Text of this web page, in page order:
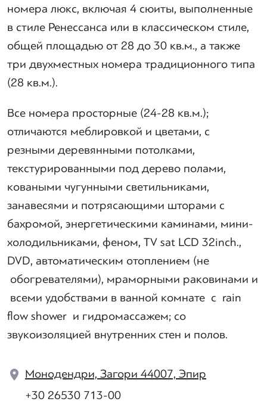
номера люкс, включая 4 сюиты, выполненные
в стиле Ренессанса или в классическом стиле,
общей площадью от 28 до 30 кв.м., а также
три двухместных номера традиционного типа
(28 кв.м.).
Все номера просторные (24-28 кв.м.);
отличаются меблировкой и цветами, с
резными деревянными потолками,
текстурированными под дерево полами,
коваными чугунными светильниками,
занавесями и потрясающими шторами с
бахромой, энергетическими каминами, мини-
холодильниками, феном, TV sat LCD 32inch.,
DVD, автоматическим отоплением (не
обогревателями), мраморными раковинами и
всеми удобствами в ванной комнате с rain
flow shower и гидромассажем; со
звукоизоляцией внутренних стен и полов.
Монодендри, Загори 44007, Эпир
+30 26530 713-00